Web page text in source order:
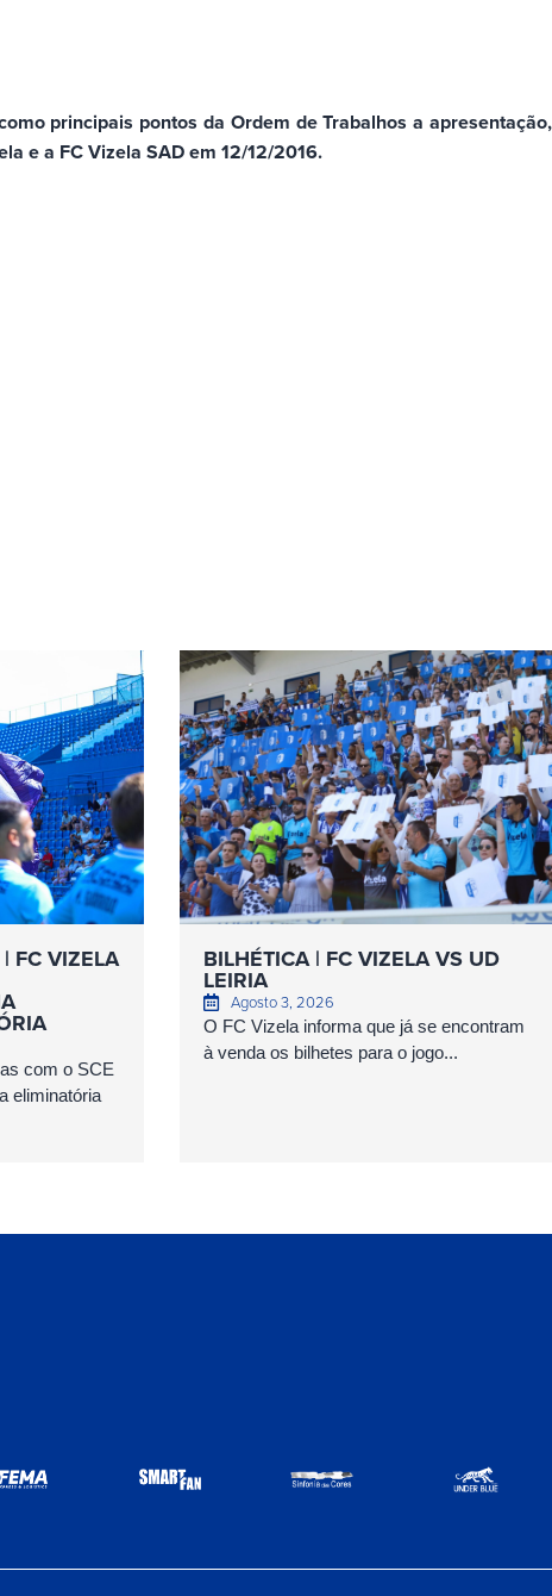
principais pontos da Ordem de Trabalhos a apresentação,
e a FC Vizela SAD em 12/12/2016.
FC VIZELA
com o SCE
eliminatória
BILHÉTICA | FC VIZELA VS UD
LEIRIA
Agosto 3, 2026
O FC Vizela informa que já se encontram
à venda os bilhetes para o jogo...